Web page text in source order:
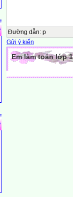
Đường dẫn: p
Gửi ý kiến
Em làm toán lớp 1